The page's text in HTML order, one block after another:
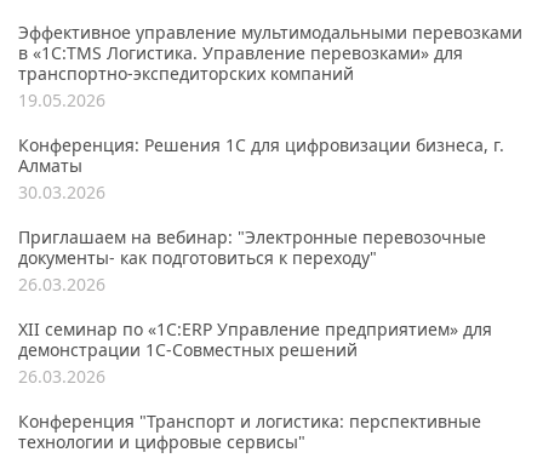
Эффективное управление мультимодальными перевозками
в «1С:TMS Логистика. Управление перевозками» для
транспортно-экспедиторских компаний
19.05.2026
Конференция: Решения 1С для цифровизации бизнеса, г.
Алматы
30.03.2026
Приглашаем на вебинар: "Электронные перевозочные
документы- как подготовиться к переходу"
26.03.2026
XII семинар по «1С:ERP Управление предприятием» для
демонстрации 1C-Совместных решений
26.03.2026
Конференция "Транспорт и логистика: перспективные
технологии и цифровые сервисы"